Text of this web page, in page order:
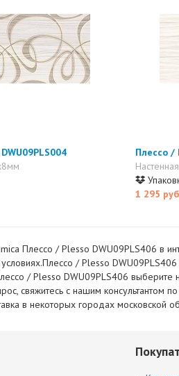
Плессо /
1 295
Плессо / Plesso DWU09PLS406 в
/ Plesso
/ Plesso DWU09PLS406 выберите
свяжитесь с нашим консультантом
в некоторых городах московской